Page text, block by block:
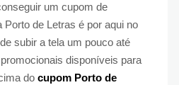
um cupom de
Porto de Letras é por aqui no
subir a tela um pouco até
disponíveis para
do cupom Porto de